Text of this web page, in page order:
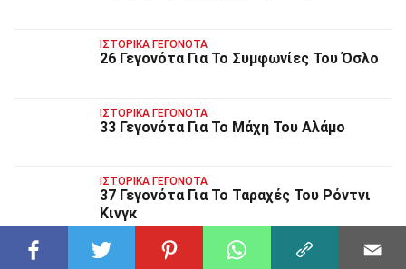
ΙΣΤΟΡΙΚΆ ΓΕΓΟΝΌΤΑ
26 Γεγονότα Για Το Συμφωνίες Του Όσλο
ΙΣΤΟΡΙΚΆ ΓΕΓΟΝΌΤΑ
33 Γεγονότα Για Το Μάχη Του Αλάμο
ΙΣΤΟΡΙΚΆ ΓΕΓΟΝΌΤΑ
37 Γεγονότα Για Το Ταραχές Του Ρόντνι
Κινγκ